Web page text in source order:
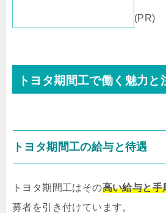
(PR)
トヨタ期間工で働く魅力と
トヨタ期間工の給与と待遇
トヨタ期間工はその高い給与と手
募者を引き付けています。